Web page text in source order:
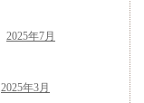
2025年7月
2025年3月